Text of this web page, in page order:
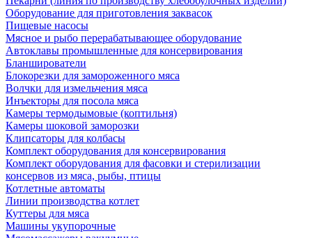
Оборудование для приготовления заквасок
Пищевые насосы
Мясное и рыбо перерабатывающее оборудование
Автоклавы промышленные для консервирования
Бланширователи
Блокорезки для замороженного мяса
Волчки для измельчения мяса
Инъекторы для посола мяса
Камеры термодымовые (коптильня)
Камеры шоковой заморозки
Клипсаторы для колбасы
Комплект оборудования для консервирования
Комплект оборудования для фасовки и стерилизации
консервов из мяса, рыбы, птицы
Котлетные автоматы
Линии производства котлет
Куттеры для мяса
Машины укупорочные